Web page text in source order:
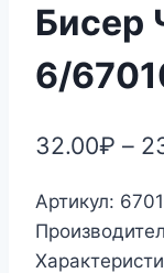
Бисер
6/
32.00₽ –
Артикул: